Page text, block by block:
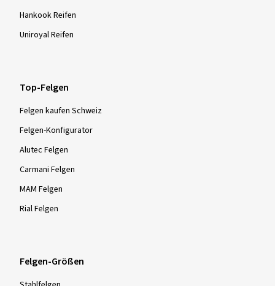
Hankook Reifen
Uniroyal Reifen
Top-Felgen
Felgen kaufen Schweiz
Felgen-Konfigurator
Alutec Felgen
Carmani Felgen
MAM Felgen
Rial Felgen
Felgen-Größen